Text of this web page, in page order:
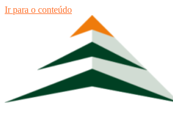
Ir para o conteúdo